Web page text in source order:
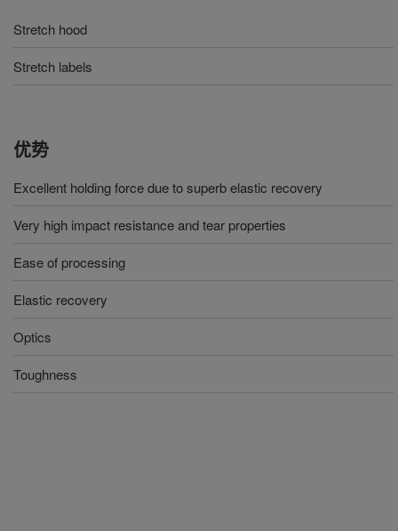
Stretch hood
Stretch labels
优势
Excellent holding force due to superb elastic recovery
Very high impact resistance and tear properties
Ease of processing
Elastic recovery
Optics
Toughness